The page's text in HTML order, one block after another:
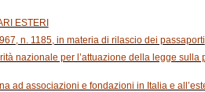
ESTERI
n. 1185, in materia di rilascio dei passaporti
nazionale per l’attuazione della legge
ad associazioni e fondazioni in Italia e